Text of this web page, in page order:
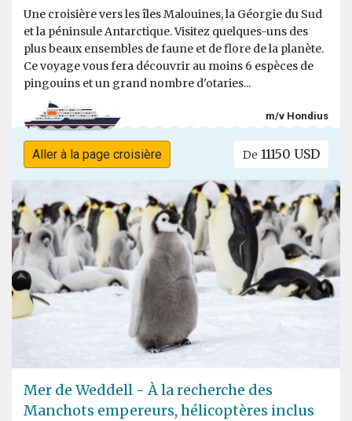
Une croisière vers les îles Malouines, la Géorgie du Sud
et la péninsule Antarctique. Visitez quelques-uns des
plus beaux ensembles de faune et de flore de la planète.
Ce voyage vous fera découvrir au moins 6 espèces de
pingouins et un grand nombre d'otaries...
m/v Hondius
Aller à la page croisière De 11150 USD
Mer de Weddell - À la recherche des
Manchots empereurs, hélicoptères inclus